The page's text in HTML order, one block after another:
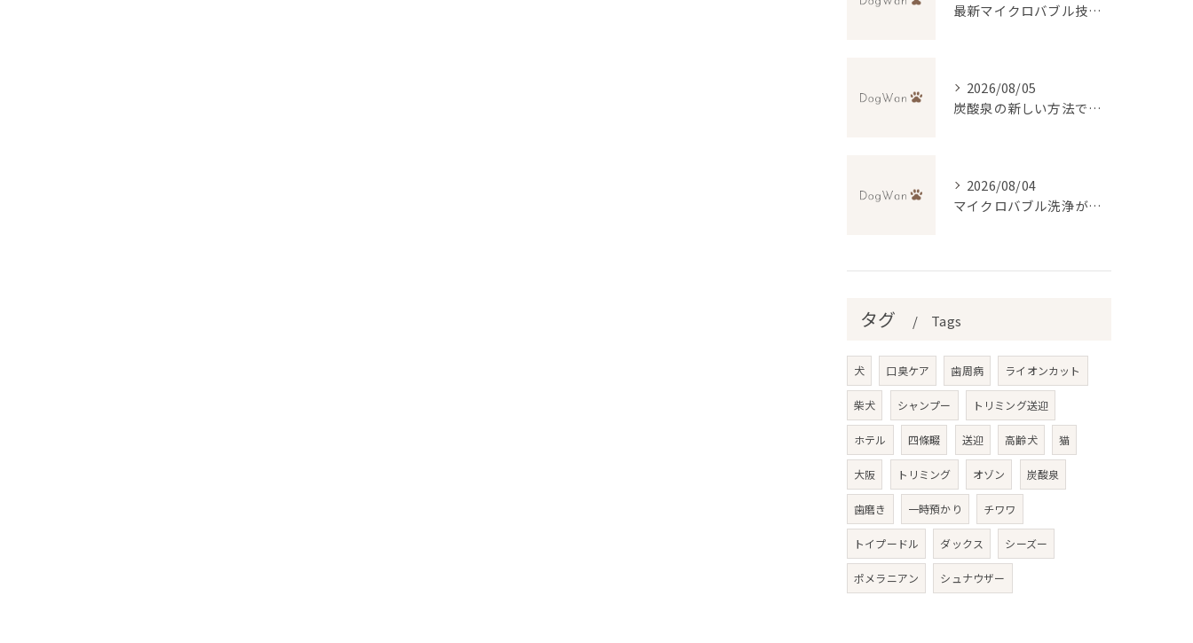
最新マイクロバブル技術で理想のふわふわ仕上げを実現するトリミング法
2026/08/05
炭酸泉の新しい方法で自宅再現と効果・デメリットを徹底比較
2026/08/04
マイクロバブル洗浄が叶える低刺激トリミングの魅力
タグ Tags
犬 口臭ケア 歯周病 ライオンカット
柴犬 シャンプー トリミング送迎
ホテル 四條畷 送迎 高齢犬 猫
大阪 トリミング オゾン 炭酸泉
歯磨き 一時預かり チワワ
トイプードル ダックス シーズー
ポメラニアン シュナウザー